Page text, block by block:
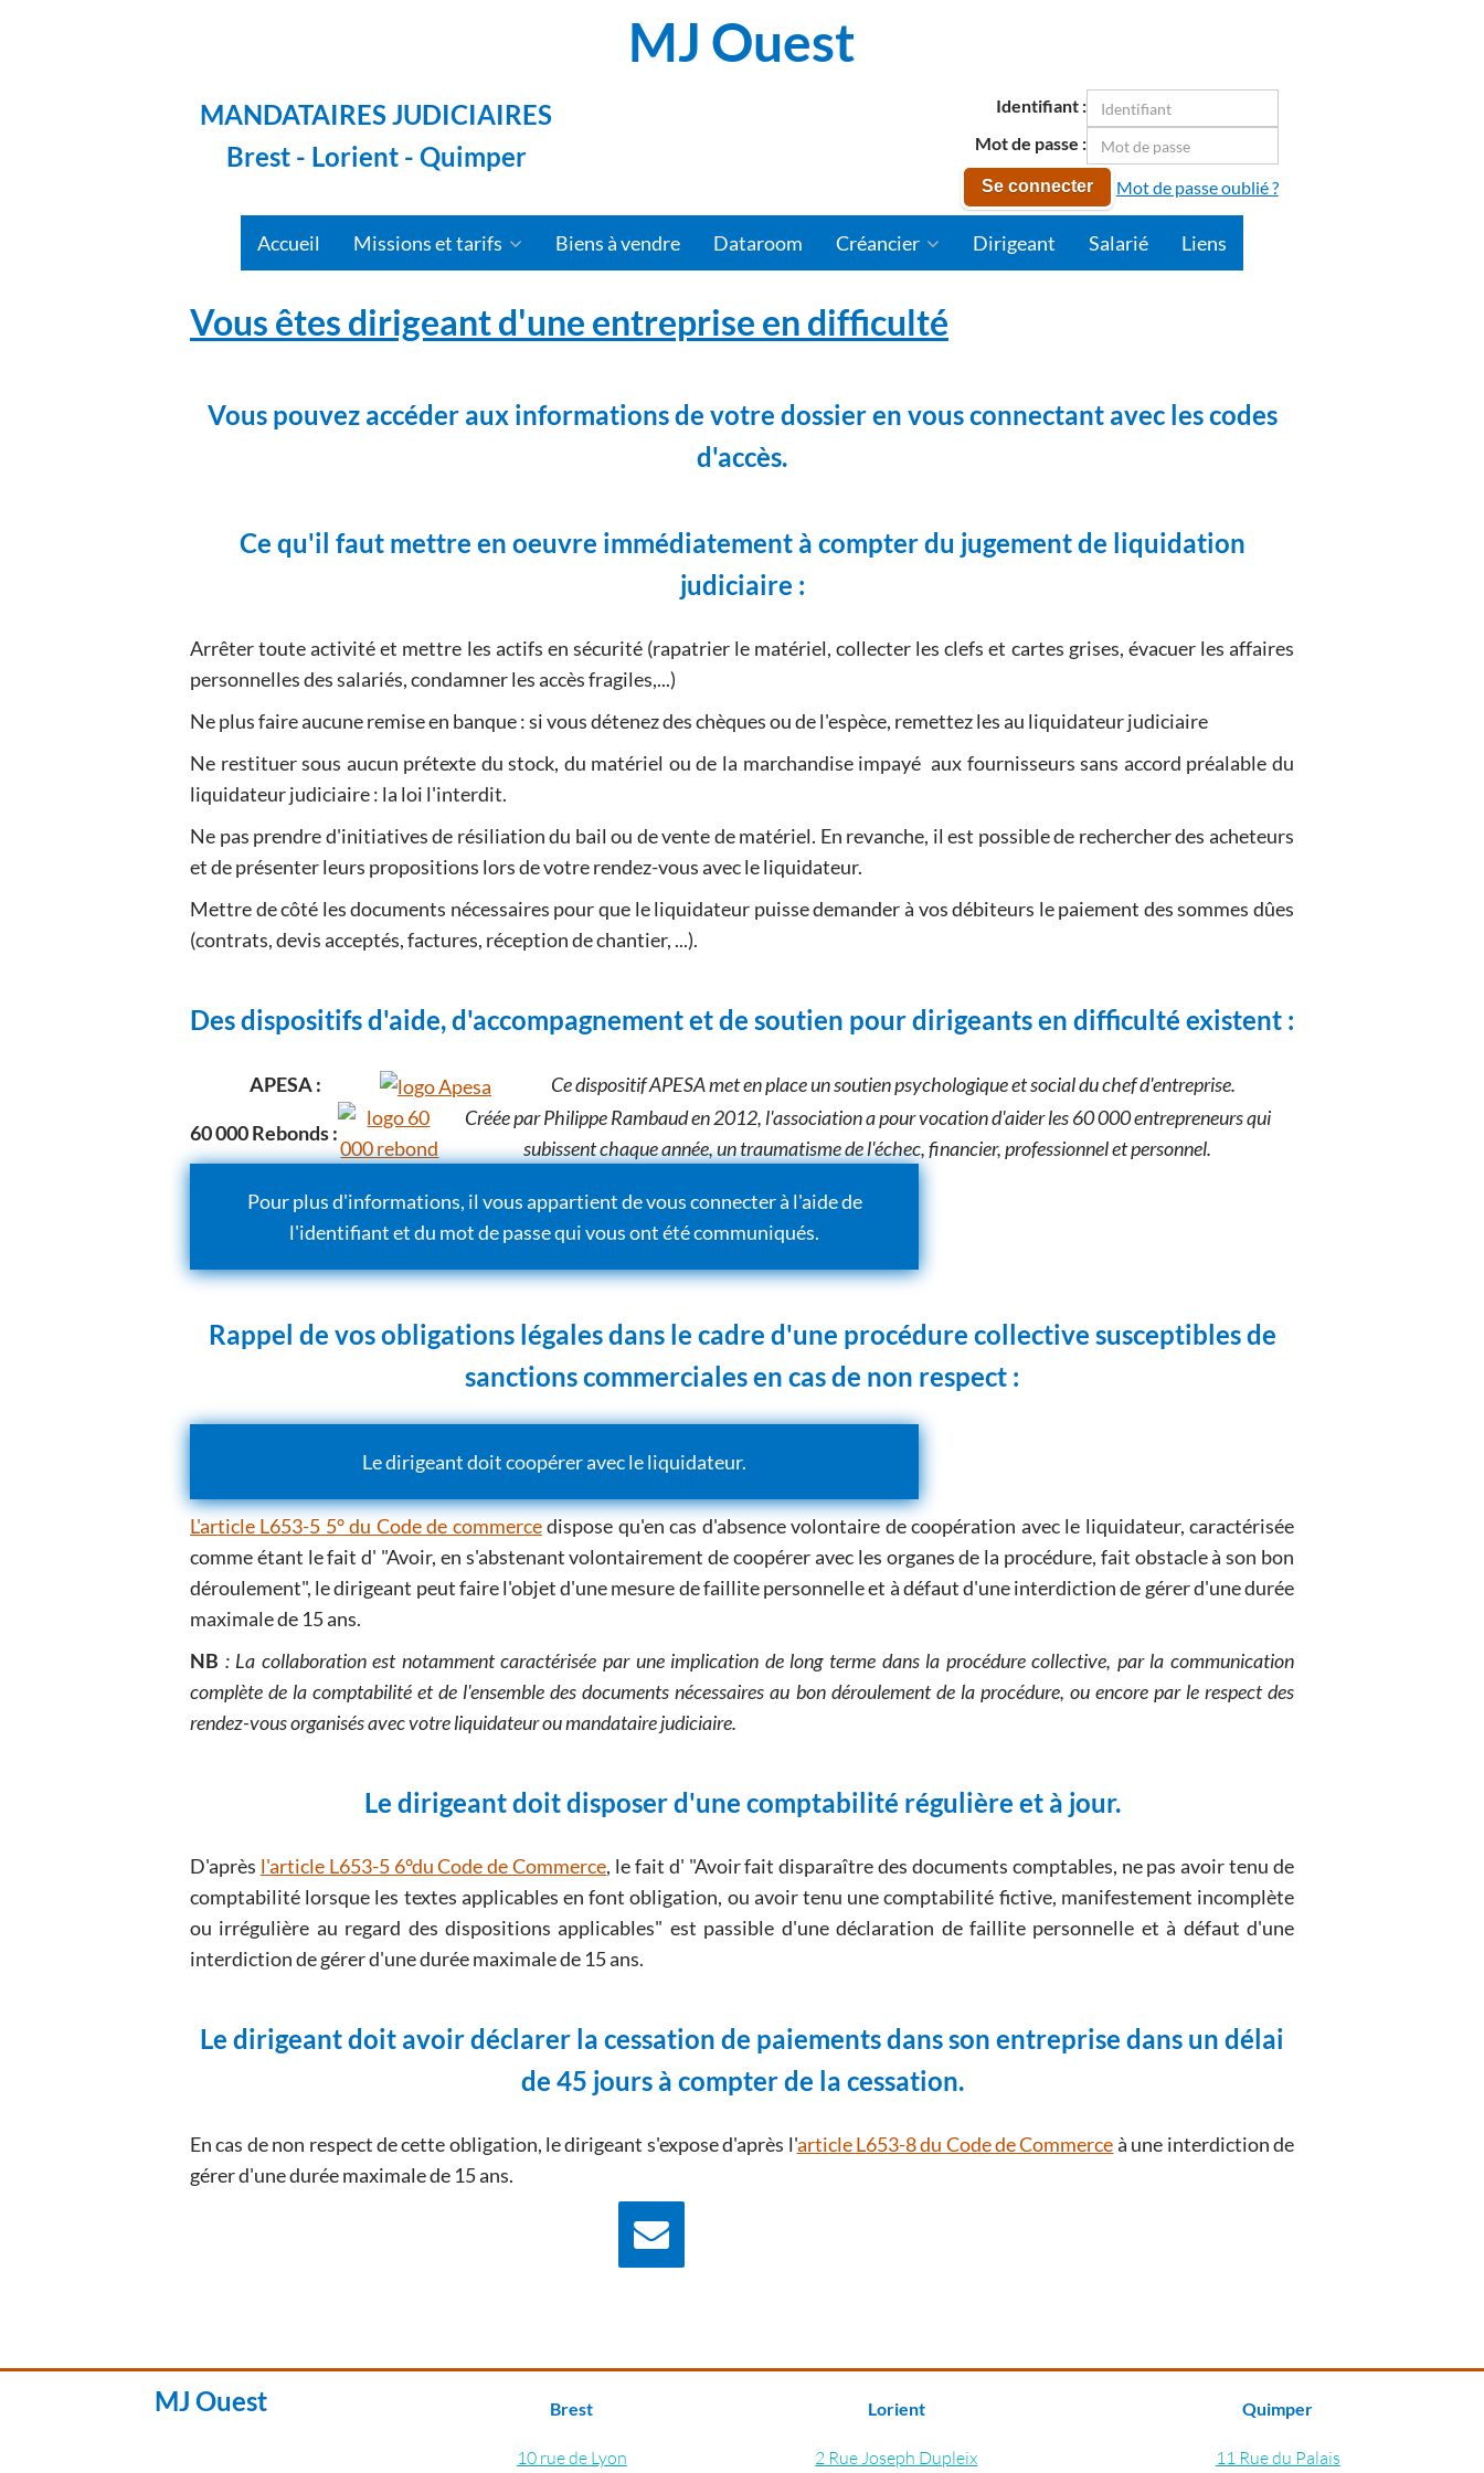
MJ Ouest
MANDATAIRES JUDICIAIRES
Brest - Lorient - Quimper
Identifiant :
Mot de passe :
Se connecter Mot de passe oublié ?
Accueil Missions et tarifs Biens à vendre Dataroom Créancier Dirigeant Salarié Liens
Vous êtes dirigeant d'une entreprise en difficulté
Vous pouvez accéder aux informations de votre dossier en vous connectant avec les codes
d'accès.
Ce qu'il faut mettre en oeuvre immédiatement à compter du jugement de liquidation
judiciaire :
Arrêter toute activité et mettre les actifs en sécurité (rapatrier le matériel, collecter les clefs et cartes grises, évacuer les affaires
personnelles des salariés, condamner les accès fragiles,...)
Ne plus faire aucune remise en banque : si vous détenez des chèques ou de l'espèce, remettez les au liquidateur judiciaire
Ne restituer sous aucun prétexte du stock, du matériel ou de la marchandise impayé aux fournisseurs sans accord préalable du
liquidateur judiciaire : la loi l'interdit.
Ne pas prendre d'initiatives de résiliation du bail ou de vente de matériel. En revanche, il est possible de rechercher des acheteurs
et de présenter leurs propositions lors de votre rendez-vous avec le liquidateur.
Mettre de côté les documents nécessaires pour que le liquidateur puisse demander à vos débiteurs le paiement des sommes dûes
(contrats, devis acceptés, factures, réception de chantier, ...).
Des dispositifs d'aide, d'accompagnement et de soutien pour dirigeants en difficulté existent :
APESA :
Ce dispositif APESA met en place un soutien psychologique et social du chef d'entreprise.
60 000 Rebonds :
Créée par Philippe Rambaud en 2012, l'association a pour vocation d'aider les 60 000 entrepreneurs qui
subissent chaque année, un traumatisme de l'échec, financier, professionnel et personnel.
Pour plus d'informations, il vous appartient de vous connecter à l'aide de
l'identifiant et du mot de passe qui vous ont été communiqués.
Rappel de vos obligations légales dans le cadre d'une procédure collective susceptibles de
sanctions commerciales en cas de non respect :
Le dirigeant doit coopérer avec le liquidateur.
L'article L653-5 5° du Code de commercedispose qu'en cas d'absence volontaire de coopération avec le liquidateur, caractérisée
comme étant le fait d' "Avoir, en s'abstenant volontairement de coopérer avec les organes de la procédure, fait obstacle à son bon
déroulement", le dirigeant peut faire l'objet d'une mesure de faillite personnelle et à défaut d'une interdiction de gérer d'une durée
maximale de 15 ans.
NB : La collaboration est notamment caractérisée par une implication de long terme dans la procédure collective, par la communication
complète de la comptabilité et de l'ensemble des documents nécessaires au bon déroulement de la procédure, ou encore par le respect des
rendez-vous organisés avec votre liquidateur ou mandataire judiciaire.
Le dirigeant doit disposer d'une comptabilité régulière et à jour.
D'après l'article L653-5 6°du Code de Commerce, le fait d' Avoir fait disparaître des documents comptables, ne pas avoir tenu de
comptabilité lorsque les textes applicables en font obligation, ou avoir tenu une comptabilité fictive, manifestement incomplète
ou irrégulière au regard des dispositions applicables
est passible d'une déclaration de faillite personnelle et à défaut d'une
interdiction de gérer d'une durée maximale de 15 ans.
Le dirigeant doit avoir déclarer la cessation de paiements dans son entreprise dans un délai
de 45 jours à compter de la cessation.
En cas de non respect de cette obligation, le dirigeant s'expose d'après l'article L653-8 du Code de Commerceà une interdiction de
gérer d'une durée maximale de 15 ans.
MJ Ouest Brest
10 rue de Lyon
Lorient
2 Rue Joseph Dupleix
Quimper
11 Rue du Palais